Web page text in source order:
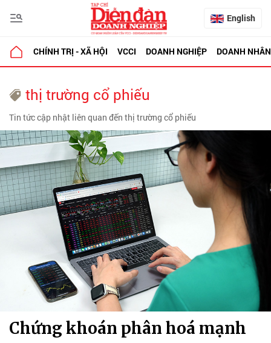
English
CHÍNH TRỊ - XÃ HỘI VCCI DOANH NGHIỆP DOANH NHÂN
thị trường cổ phiếu
Tin tức cập nhật liên quan đến thị trường cổ phiếu
Chứng khoán phân hoá mạnh